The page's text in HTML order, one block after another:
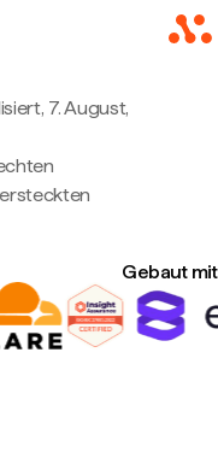
7. August,
Gebaut